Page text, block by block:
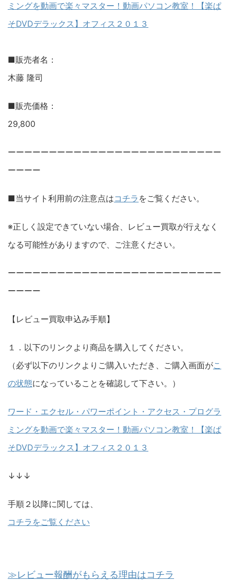
ミングを動画で楽々マスター！動画パソコン教室！【楽ぱ
そDVDデラックス】オフィス２０１３
■販売者名：
木藤 隆司
■販売価格：
29,800
ーーーーーーーーーーーーーーーーーーーーーーーーーー
ーーーー
■当サイト利用前の注意点はコチラ をご覧ください。
※正しく設定できていない場合、レビュー買取が行えなく
なる可能性がありますので、ご注意ください。
ーーーーーーーーーーーーーーーーーーーーーーーーーー
ーーーー
【レビュー買取申込み手順】
１．以下のリンクより商品を購入してください。
（必ず以下のリンクよりご購入いただき、ご購入画面がこ
の状態になっていることを確認して下さい。）
ワード・エクセル・パワーポイント・アクセス・プログラ
ミングを動画で楽々マスター！動画パソコン教室！【楽ぱ
そDVDデラックス】オフィス２０１３
↓↓↓
手順２以降に関しては、
コチラをご覧ください
≫レビュー報酬がもらえる理由はコチラ